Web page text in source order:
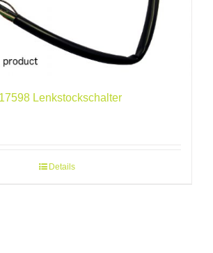
Lenkstockschalter
Details